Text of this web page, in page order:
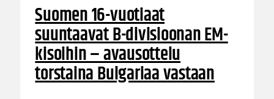
Suomen 16-vuotiaat
suuntaavat B-divisioonan EM-
kisoihin – avausottelu
torstaina Bulgariaa vastaan